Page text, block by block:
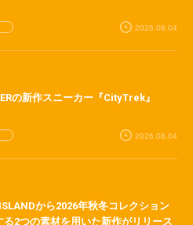
2026.08.04
の新作スニーカー『CityTrek』
2026.08.04
から2026年秋冬コレクション
る2つの素材を用いた新作がリリース